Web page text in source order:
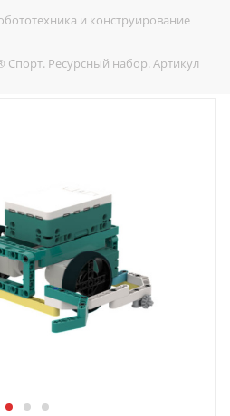
и конструирование
Ресурсный набор. Артикул